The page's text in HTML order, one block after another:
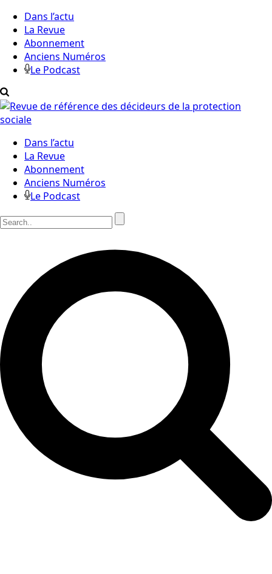
Dans l’actu
La Revue
Abonnement
Anciens Numéros
Le Podcast
Dans l’actu
La Revue
Abonnement
Anciens Numéros
Le Podcast